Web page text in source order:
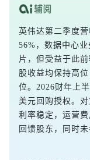
英伟达第二季度
56%，数据中心
片，但受益于此
股收益均保持高
位。2026财年上
美元回购授权。
利率稳定，运营
回馈股东，同时